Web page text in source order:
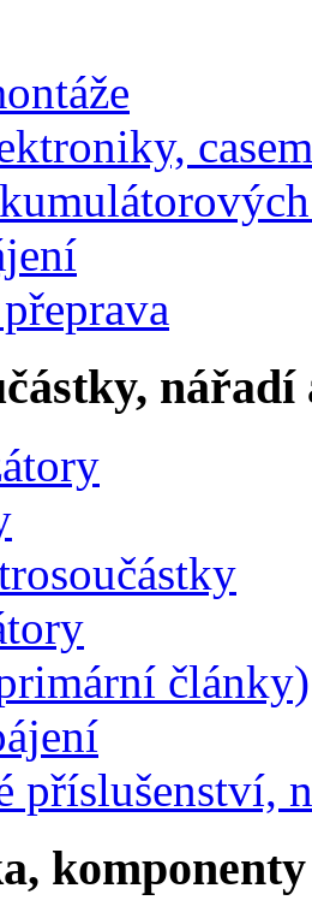
nářadí
články)
příslušenství,
komponenty